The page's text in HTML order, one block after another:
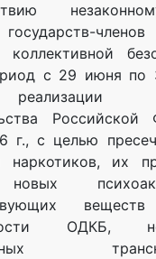
с 29 июня по
с целью
наркотиков, их
новых
ОДКБ,